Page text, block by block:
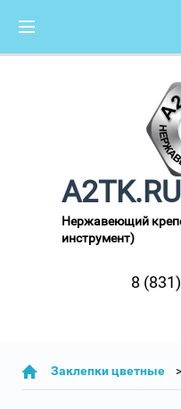
A2TK.RU
Нержавеющий
инструмент)
8
Заклепки цветные